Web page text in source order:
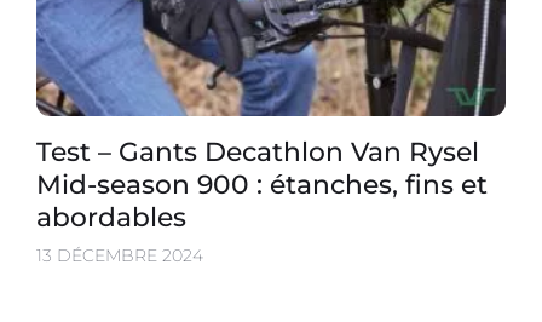
Test – Gants Decathlon Van Rysel
Mid-season 900 : étanches, fins et
abordables
13 DÉCEMBRE 2024